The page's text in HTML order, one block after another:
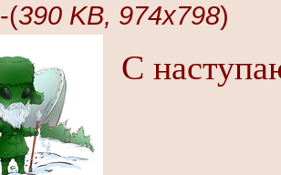
-(390 KB, 974x798)
С